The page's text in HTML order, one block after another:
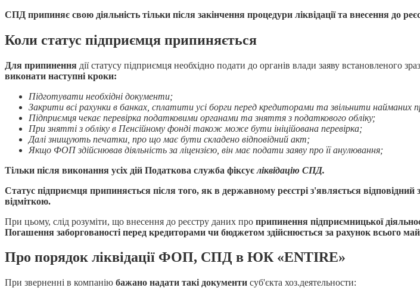
СПД припиняє свою діяльність тільки після закінчення процедури ліквідації та внесення до
Коли статус підприємця припиняється
Для припинення дії статусу підприємця необхідно подати до органів влади заяву
виконати наступні кроки:
Підготувати необхідні документи;
Закрити всі рахунки в банках, сплатити усі борги перед кредиторами та звільнити найманих
Підприємця чекає перевірка податковими органами та зняття з податкового обліку;
При знятті з обліку в Пенсійному фонді також може бути ініційована перевірка;
Далі знищують печатки, про що має бути складено відповідний акт;
Якщо ФОП здійснював діяльність за ліцензією, він має подати заяву про її анулювання;
Тільки після виконання усіх дій Податкова служба фіксуєліквідацію СПД.
Статус підприємця припиняється після того, як в державному реєстрі з'являється відповідний
відміткою.
При цьому, слід розуміти, що внесення до реєстру даних про припинення підприємницької
Погашення заборгованості перед кредиторами чи бюджетом здійснюється за рахунок всього
Про порядок ліквідації ФОП, СПД в ЮК «ENTIRE»
При зверненні в компанію бажано надати такі документи суб'єкта хоз.деятельности: